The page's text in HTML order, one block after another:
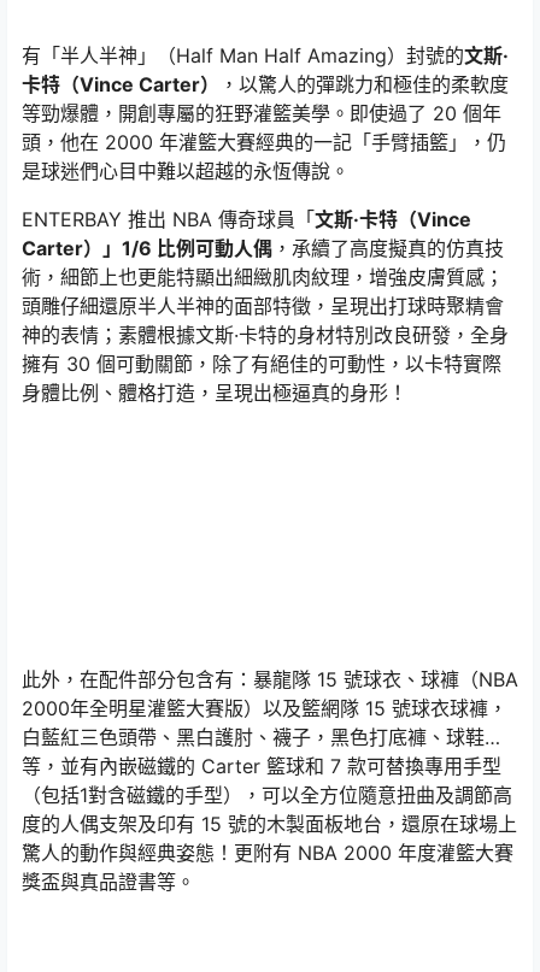
有「半人半神」（Half Man Half Amazing）封號的文斯·
卡特（Vince Carter）
，以驚人的彈跳力和極佳的柔軟度
等勁爆體，開創專屬的狂野灌籃美學。即使過了 20 個年
頭，他在 2000 年灌籃大賽經典的一記「手臂插籃」，仍
是球迷們心目中難以超越的永恆傳說。
ENTERBAY 推出 NBA 傳奇球員「文斯·卡特（Vince
Carter）」1/6 比例可動人偶 ，承續了高度擬真的仿真技
術，細節上也更能特顯出細緻肌肉紋理，增強皮膚質感；
頭雕仔細還原半人半神的面部特徵，呈現出打球時聚精會
神的表情；素體根據文斯·卡特的身材特別改良研發，全身
擁有 30 個可動關節，除了有絕佳的可動性，以卡特實際
身體比例、體格打造，呈現出極逼真的身形！
此外，在配件部分包含有：暴龍隊 15 號球衣、球褲（NBA
2000年全明星灌籃大賽版）以及籃網隊 15 號球衣球褲，
白藍紅三色頭帶、黑白護肘、襪子，黑色打底褲、球鞋…
等，並有內嵌磁鐵的 Carter 籃球和 7 款可替換專用手型
（包括1對含磁鐵的手型），可以全方位隨意扭曲及調節高
度的人偶支架及印有 15 號的木製面板地台，還原在球場上
驚人的動作與經典姿態！更附有 NBA 2000 年度灌籃大賽
獎盃與真品證書等。